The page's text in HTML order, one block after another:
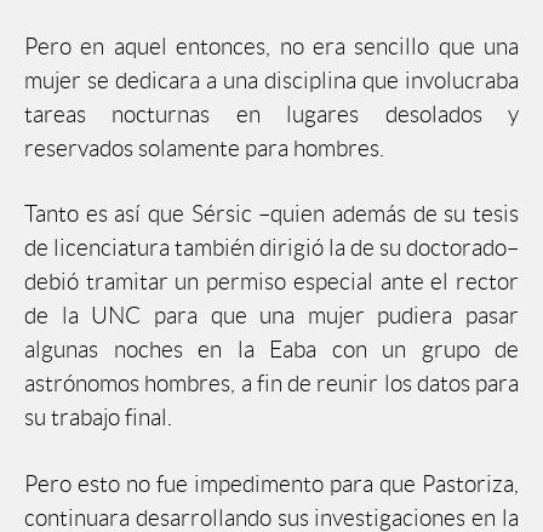
Pero en aquel entonces, no era sencillo que una
mujer se dedicara a una disciplina que involucraba
tareas nocturnas en lugares desolados y
reservados solamente para hombres.
Tanto es así que Sérsic –quien además de su tesis
de licenciatura también dirigió la de su doctorado–
debió tramitar un permiso especial ante el rector
de la UNC para que una mujer pudiera pasar
algunas noches en la Eaba con un grupo de
astrónomos hombres, a fin de reunir los datos para
su trabajo final.
Pero esto no fue impedimento para que Pastoriza,
continuara desarrollando sus investigaciones en la